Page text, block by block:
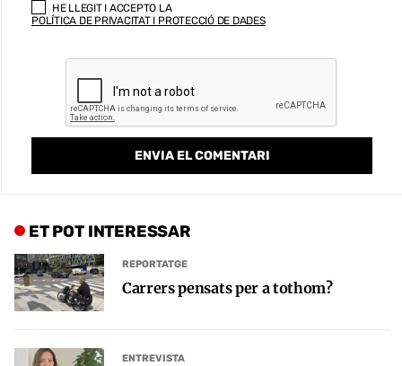
HE LLEGIT I ACCEPTO LA
POLÍTICA DE PRIVACITAT I PROTECCIÓ DE DADES
ET POT INTERESSAR
REPORTATGE
Carrers pensats per a tothom?
ENTREVISTA